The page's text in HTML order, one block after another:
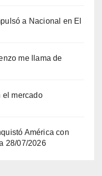
a Nacional en El
me llama de
el mercado
América con
28/07/2026